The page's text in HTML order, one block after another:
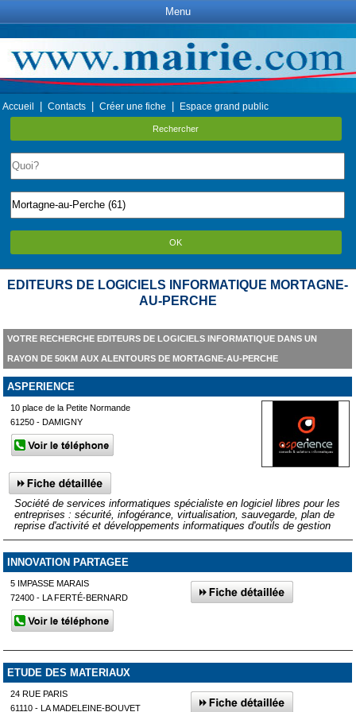
Menu
Accueil Contacts Créer une fiche Espace grand public
Rechercher
OK
EDITEURS DE LOGICIELS INFORMATIQUE MORTAGNE-
AU-PERCHE
VOTRE RECHERCHE EDITEURS DE LOGICIELS INFORMATIQUE DANS UN
RAYON DE 50KM AUX ALENTOURS DE MORTAGNE-AU-PERCHE
ASPERIENCE
10 place de la Petite Normande
61250 - DAMIGNY
Société de services informatiques spécialiste en logiciel libres pour les
entreprises : sécurité, infogérance, virtualisation, sauvegarde, plan de
reprise d'activité et développements informatiques d'outils de gestion
INNOVATION PARTAGEE
5 IMPASSE MARAIS
72400 - LA FERTÉ-BERNARD
ETUDE DES MATERIAUX
24 RUE PARIS
61110 - LA MADELEINE-BOUVET